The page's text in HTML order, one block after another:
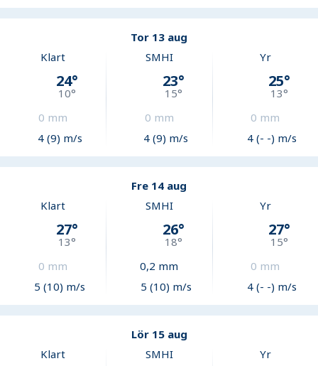
Tor 13 aug
Klart
24°
10°
0 mm
4 (9) m/s
SMHI
23°
15°
0 mm
4 (9) m/s
Yr
25°
13°
0 mm
4 (- -) m/s
Fre 14 aug
Klart
27°
13°
0 mm
5 (10) m/s
SMHI
26°
18°
0,2 mm
5 (10) m/s
Yr
27°
15°
0 mm
4 (- -) m/s
Lör 15 aug
Klart
SMHI Yr